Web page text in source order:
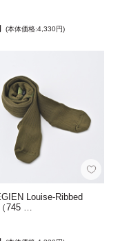
(本体価格:4,330円)
Louise-Ribbed
745 …